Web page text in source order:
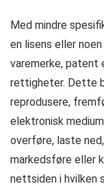
Med mindre
en lisens eller
varemerke, patent
rettigheter. Dette
reprodusere,
elektronisk
overføre, laste
markedsføre eller
nettsiden i hvilken